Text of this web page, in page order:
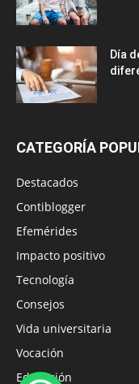
Día
CATEGORÍA
Destacados
Contiblogger
Efemérides
Impacto positivo
Tecnología
Consejos
Vida universitaria
Vocación
Educación